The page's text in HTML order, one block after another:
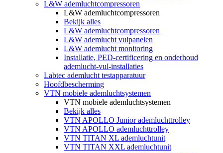
L&W ademluchtcompressoren
L&W ademluchtcompressoren
Bekijk alles
L&W ademluchtcompressoren
L&W ademlucht vulpanelen
L&W ademlucht monitoring
Installatie, PED-certificering en onderhoud
ademlucht-vul-installaties
Labtec ademlucht testapparatuur
Hoofdbescherming
VTN mobiele ademluchtsystemen
VTN mobiele ademluchtsystemen
Bekijk alles
VTN APOLLO Junior ademluchttrolley
VTN APOLLO ademluchttrolley
VTN TITAN XL ademluchtunit
VTN TITAN XXL ademluchtunit